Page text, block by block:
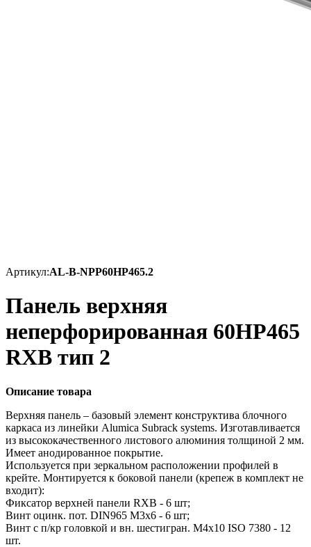
Артикул:AL-B-NPP60HP465.2
Панель верхняя
неперфорированная 60HP465
RXB тип 2
Описание товара
Верхняя панель – базовый элемент конструктива блочного
каркаса из линейки Alumica Subrack systems. Изготавливается
из высококачественного листового алюминия толщиной 2 мм.
Имеет анодированное покрытие.
Используется при зеркальном расположении профилей в
крейте. Монтируется к боковой панели (крепеж в комплект не
входит):
Фиксатор верхней панели RXB - 6 шт;
Винт оцинк. пот. DIN965 М3х6 - 6 шт;
Винт с п/кр головкой и вн. шестигран. М4x10 ISO 7380 - 12
шт.